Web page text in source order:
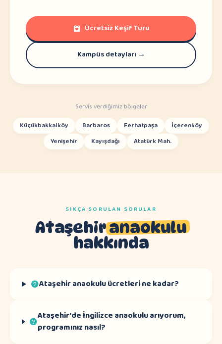
Ücretsiz Keşif Turu
Kampüs detayları →
Servis verdiğimiz bölgeler
Küçükbakkalköy
Barbaros Ferhatpaşa
İçerenköy
Yenişehir
Kayışdağı Atatürk Mah.
SIKÇA SORULAN SORULAR
Ataşehiranaokulu
hakkında
Ataşehir anaokulu ücretleri ne kadar?
Ataşehir'de İngilizce anaokulu arıyorum,
programınız nasıl?